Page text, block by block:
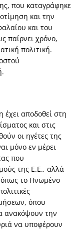
που καταγράφηκε
και την
και του
παίρνει χρόνο,
πολιτική.
αποδοθεί στη
και στις
οι ηγέτες της
μόνο εν μέρει
που
της Ε.Ε., αλλά
το Ηνωμένο
όπου
ανακόψουν την
να υποφέρουν